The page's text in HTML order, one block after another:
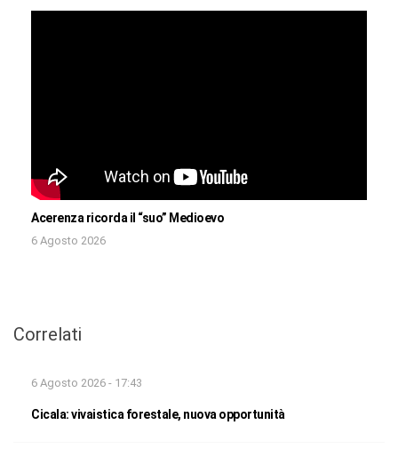
Acerenza ricorda il “suo” Medioevo
6 Agosto 2026
Correlati
6 Agosto 2026 - 17:43
Cicala: vivaistica forestale, nuova opportunità